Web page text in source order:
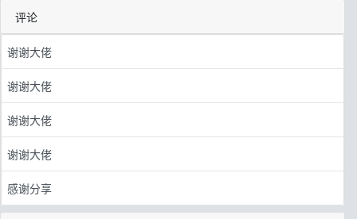
评论
谢谢大佬
谢谢大佬
谢谢大佬
谢谢大佬
感谢分享